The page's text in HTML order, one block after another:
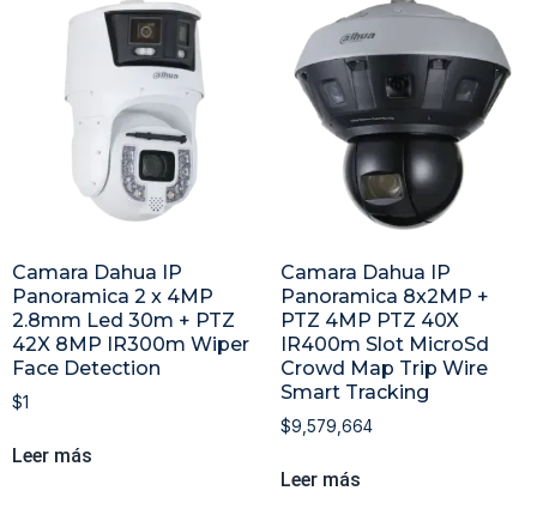
Camara Dahua IP
Panoramica 2 x 4MP
2.8mm Led 30m + PTZ
42X 8MP IR300m Wiper
Face Detection
$1
Leer más
Camara Dahua IP
Panoramica 8x2MP +
PTZ 4MP PTZ 40X
IR400m Slot MicroSd
Crowd Map Trip Wire
Smart Tracking
$9,579,664
Leer más